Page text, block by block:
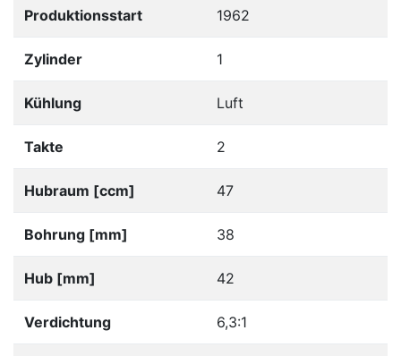
Produktionsstart 1962
Zylinder 1
Kühlung Luft
Takte 2
Hubraum [ccm] 47
Bohrung [mm] 38
Hub [mm] 42
Verdichtung 6,3:1